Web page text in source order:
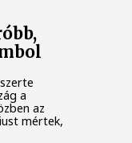
a
az
mértek,